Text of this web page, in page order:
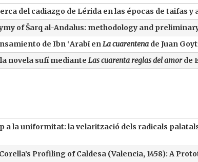
del cadiazgo de Lérida en las épocas de taifas y
of Šarq al-Andalus: methodology and
de Ibn ‛Arabī en La cuarentena de Juan
la novela sufí mediante Las cuarenta reglas del amorde
a la uniformitat: la velarització dels radicals
Profiling of Caldesa (Valencia, 1458): A